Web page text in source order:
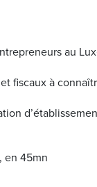
au
fiscaux à
en 45mn